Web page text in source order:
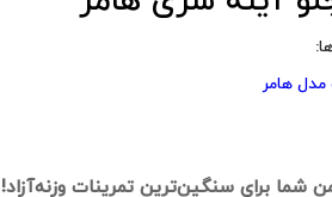
هامر
شما برای سنگین‌ترین تمرینات وزنه‌آزاد!